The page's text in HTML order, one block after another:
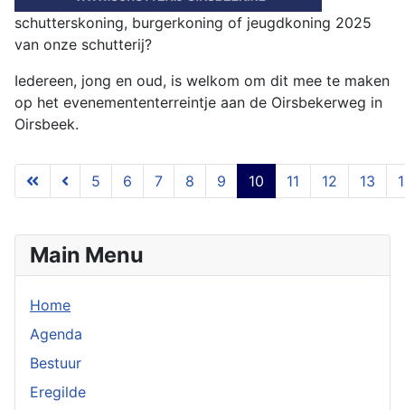
Main Menu
Home
Agenda
Bestuur
Eregilde
schutterskoning, burgerkoning of jeugdkoning 2025
van onze schutterij?
Iedereen, jong en oud, is welkom om dit mee te maken
op het evenemententerreintje aan de Oirsbekerweg in
Oirsbeek.
Pagina 10 van 54
5 6 7 8 9 10 11 12 13